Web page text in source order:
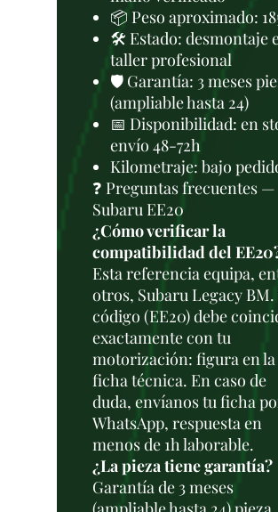
📦 Peso aproximado:
🛠 Estado: desmontaje
taller profesional
🛡️ Garantía: 3 meses
(ampliable hasta 24)
📅 Disponibilidad: en
envío 48-72h
Kilometraje: bajo
❓ Preguntas frecuentes —
Subaru EE20
¿Cómo verificar la
compatibilidad del
Esta referencia equipa,
otros, Subaru Legacy BM.
código (EE20) debe
exactamente con tu
motorización: figura en la
ficha técnica. En caso de
duda, envíanos tu ficha
WhatsApp, respuesta en
menos de 1h laborable.
¿La pieza tiene garantía?
Garantía de 3 meses